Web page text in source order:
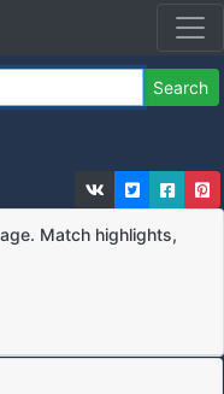
Search
Match highlights,